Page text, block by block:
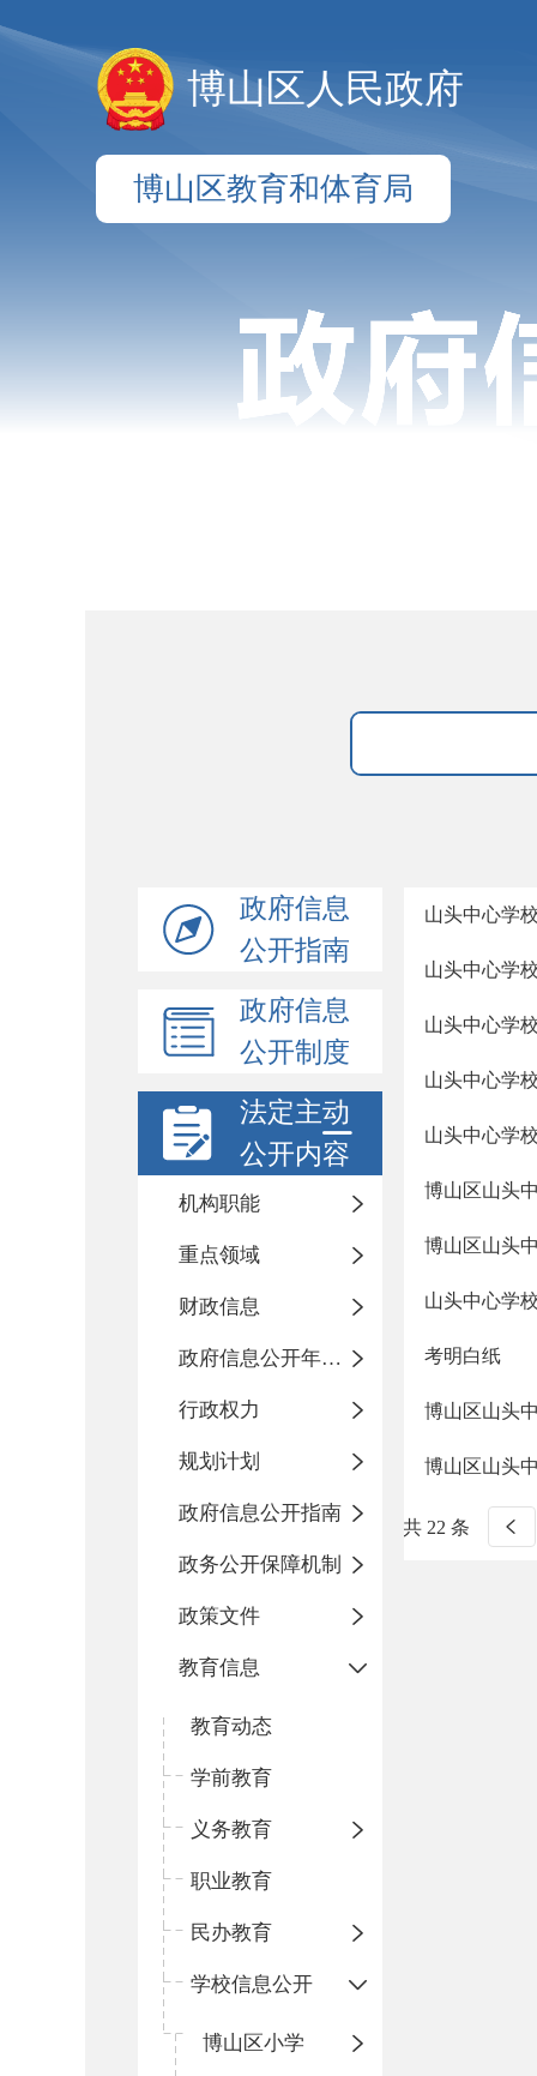
博山区人民政府
博山区教育和体育局
政府信息
公开指南
政府信息
公开制度
法定主动
公开内容
机构职能
重点领域
财政信息
政府信息公开年度报告
行政权力
规划计划
政府信息公开指南
政务公开保障机制
政策文件
教育信息
教育动态
学前教育
义务教育
职业教育
民办教育
学校信息公开
博山区小学
山头中心学
山头中心学
山头中心学
山头中心学
山头中心学
博山区山头
博山区山头
山头中心学
考明白纸
博山区山头
博山区山头
共 22 条